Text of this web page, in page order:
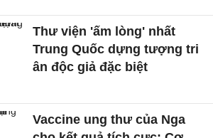
Thư viện 'ấm lòng' nhất
Trung Quốc dựng tượng tri
ân độc giả đặc biệt
Vaccine ung thư của Nga